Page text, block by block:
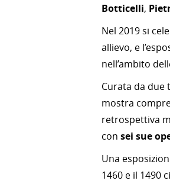
Botticelli,
Nel 2019 si
allievo, e
nell’ambito
Curata da due
mostra
retrospettiva
con sei sue
Una
1460 e il 1490